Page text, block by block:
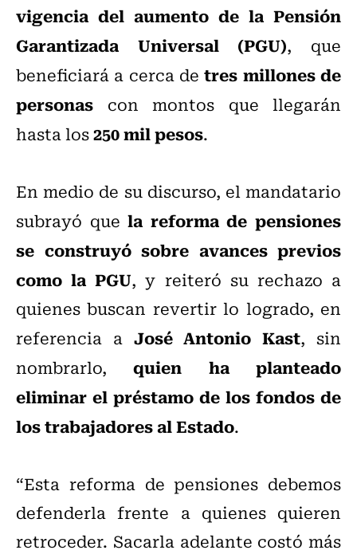
vigencia del aumento de la Pensión
Garantizada Universal (PGU), que
beneficiará a cerca detres millones de
personas con montos que llegarán
hasta los250 mil pesos.
En medio de su discurso, el mandatario
subrayó quela reforma de pensiones
se construyó sobre avances previos
como la PGU, y reiteró su rechazo a
quienes buscan revertir lo logrado, en
referencia a José Antonio Kast, sin
nombrarlo,quien ha planteado
eliminar el préstamo de los fondos de
los trabajadores al Estado.
“Esta reforma de pensiones debemos
defenderla frente a quienes quieren
retroceder. Sacarla adelante costó más